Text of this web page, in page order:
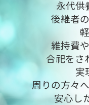
永代供
後継者
維持費
合祀をさ
実
周りの方々
安心し